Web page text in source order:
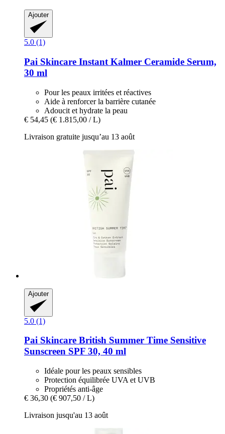
Ajouter
5.0 (1)
Pai Skincare Instant Kalmer Ceramide Serum,
30 ml
Pour les peaux irritées et réactives
Aide à renforcer la barrière cutanée
Adoucit et hydrate la peau
€ 54,45 (€ 1.815,00 / L)
Livraison gratuite jusqu’au 13 août
Ajouter
5.0 (1)
Pai Skincare British Summer Time Sensitive
Sunscreen SPF 30, 40 ml
Idéale pour les peaux sensibles
Protection équilibrée UVA et UVB
Propriétés anti-âge
€ 36,30 (€ 907,50 / L)
Livraison jusqu'au 13 août